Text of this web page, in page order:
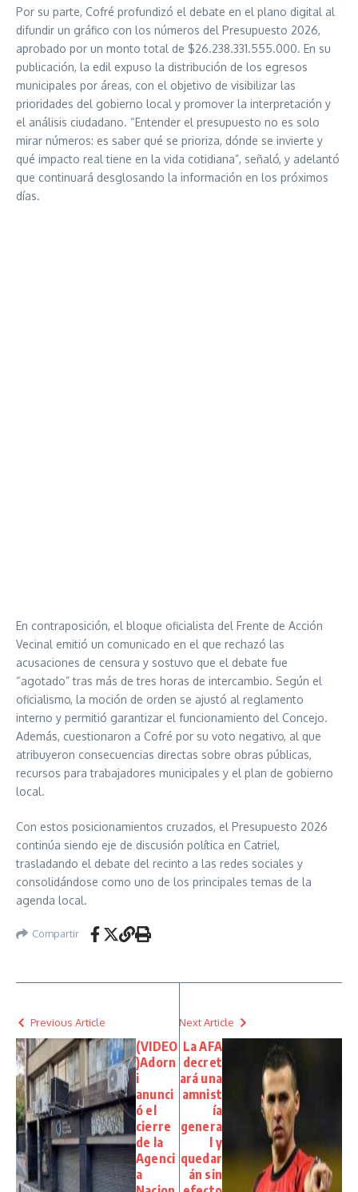
Por su parte, Cofré profundizó el debate en el plano digital al
difundir un gráfico con los números del Presupuesto 2026,
aprobado por un monto total de $26.238.331.555.000. En su
publicación, la edil expuso la distribución de los egresos
municipales por áreas, con el objetivo de visibilizar las
prioridades del gobierno local y promover la interpretación y
el análisis ciudadano. “Entender el presupuesto no es solo
mirar números: es saber qué se prioriza, dónde se invierte y
qué impacto real tiene en la vida cotidiana”, señaló, y adelantó
que continuará desglosando la información en los próximos
días.
En contraposición, el bloque oficialista del Frente de Acción
Vecinal emitió un comunicado en el que rechazó las
acusaciones de censura y sostuvo que el debate fue
“agotado” tras más de tres horas de intercambio. Según el
oficialismo, la moción de orden se ajustó al reglamento
interno y permitió garantizar el funcionamiento del Concejo.
Además, cuestionaron a Cofré por su voto negativo, al que
atribuyeron consecuencias directas sobre obras públicas,
recursos para trabajadores municipales y el plan de gobierno
local.
Con estos posicionamientos cruzados, el Presupuesto 2026
continúa siendo eje de discusión política en Catriel,
trasladando el debate del recinto a las redes sociales y
consolidándose como uno de los principales temas de la
agenda local.
Compartir
Previous Article
(VIDEO
)Adorn
i
anunci
ó el
cierre
de la
Agenci
a
Next Article
La AFA
decret
ará una
amnist
ía
genera
l y
quedar
án sin